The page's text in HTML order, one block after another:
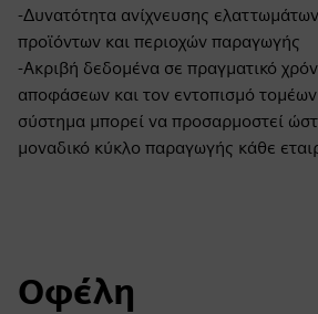
-Δυνατότητα ανίχνευσης
προϊόντων και περιοχών παραγωγής
-Ακριβή δεδομένα σε πραγματικό
αποφάσεων και τον εντοπισμό
σύστημα μπορεί να προσαρμοστεί
μοναδικό κύκλο παραγωγής κάθε
Οφέλη